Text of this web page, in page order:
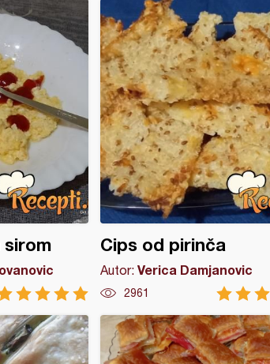
sirom Cips od pirinča
Autor: Verica Damjanovic
2961